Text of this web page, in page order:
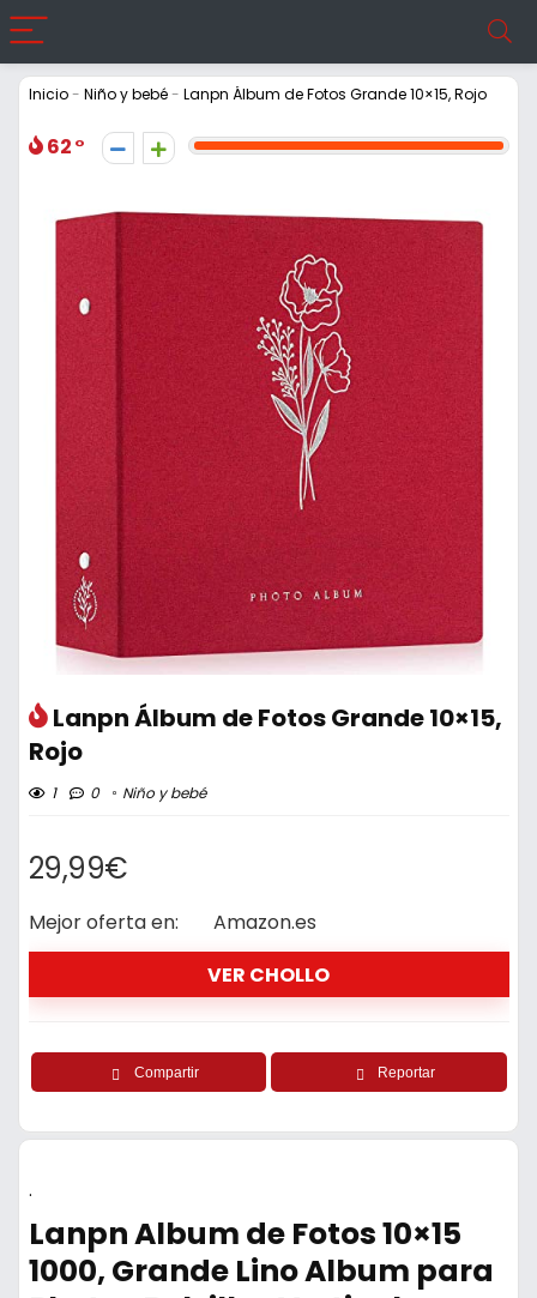
Inicio- Niño y bebé- Lanpn Álbum de Fotos Grande 10×15, Rojo
62
Lanpn Álbum de Fotos Grande 10×15,
Rojo
1 0 Niño y bebé
29,99€
Mejor oferta en:
Amazon.es
VER CHOLLO
Compartir Reportar
.
Lanpn Album de Fotos 10×15
1000, Grande Lino Album para